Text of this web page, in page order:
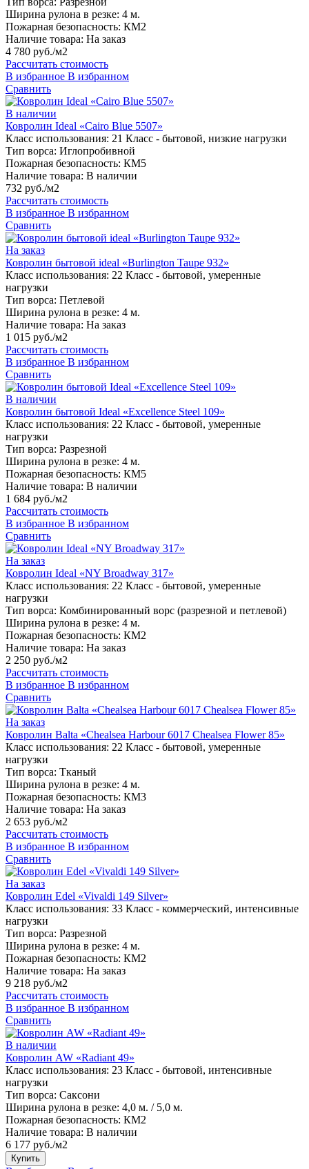
Ширина рулона в резке: 4 м.
Пожарная безопасность: КМ2
Наличие товара: На заказ
4 780 руб./м2
Рассчитать стоимость
В избранное В избранном
Сравнить
В наличии
Ковролин Ideal «Cairo Blue 5507»
Класс использования: 21 Класс - бытовой, низкие нагрузки
Тип ворса: Иглопробивной
Пожарная безопасность: КМ5
Наличие товара: В наличии
732 руб./м2
Рассчитать стоимость
В избранное В избранном
Сравнить
На заказ
Ковролин бытовой ideal «Burlington Taupe 932»
Класс использования: 22 Класс - бытовой, умеренные
нагрузки
Тип ворса: Петлевой
Ширина рулона в резке: 4 м.
Наличие товара: На заказ
1 015 руб./м2
Рассчитать стоимость
В избранное В избранном
Сравнить
В наличии
Ковролин бытовой Ideal «Excellence Steel 109»
Класс использования: 22 Класс - бытовой, умеренные
нагрузки
Тип ворса: Разрезной
Ширина рулона в резке: 4 м.
Пожарная безопасность: КМ5
Наличие товара: В наличии
1 684 руб./м2
Рассчитать стоимость
В избранное В избранном
Сравнить
На заказ
Ковролин Ideal «NY Broadway 317»
Класс использования: 22 Класс - бытовой, умеренные
нагрузки
Тип ворса: Комбинированный ворс (разрезной и петлевой)
Ширина рулона в резке: 4 м.
Пожарная безопасность: КМ2
Наличие товара: На заказ
2 250 руб./м2
Рассчитать стоимость
В избранное В избранном
Сравнить
На заказ
Ковролин Balta «Chealsea Harbour 6017 Chealsea Flower 85»
Класс использования: 22 Класс - бытовой, умеренные
нагрузки
Тип ворса: Тканый
Ширина рулона в резке: 4 м.
Пожарная безопасность: КМ3
Наличие товара: На заказ
2 653 руб./м2
Рассчитать стоимость
В избранное В избранном
Сравнить
На заказ
Ковролин Edel «Vivaldi 149 Silver»
Класс использования: 33 Класс - коммерческий, интенсивные
нагрузки
Тип ворса: Разрезной
Ширина рулона в резке: 4 м.
Пожарная безопасность: КМ2
Наличие товара: На заказ
9 218 руб./м2
Рассчитать стоимость
В избранное В избранном
Сравнить
В наличии
Ковролин AW «Radiant 49»
Класс использования: 23 Класс - бытовой, интенсивные
нагрузки
Тип ворса: Саксони
Ширина рулона в резке: 4,0 м. / 5,0 м.
Пожарная безопасность: КМ2
Наличие товара: В наличии
6 177 руб./м2
Купить